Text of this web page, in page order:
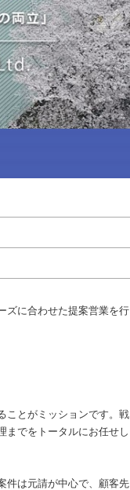
ズに合わせた提案営業を行
ことがミッションです。戦
までをトータルにお任せし
件は元請が中心で、顧客先